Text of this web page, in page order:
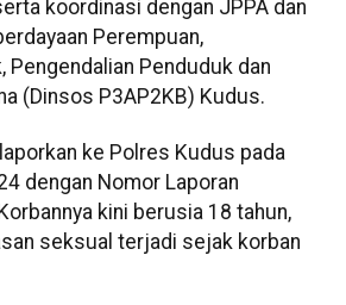
koordinasi dengan JPPA dan
Perempuan,
Pengendalian Penduduk dan
(Dinsos P3AP2KB) Kudus.
ke Polres Kudus pada
dengan Nomor Laporan
kini berusia 18 tahun,
seksual terjadi sejak korban